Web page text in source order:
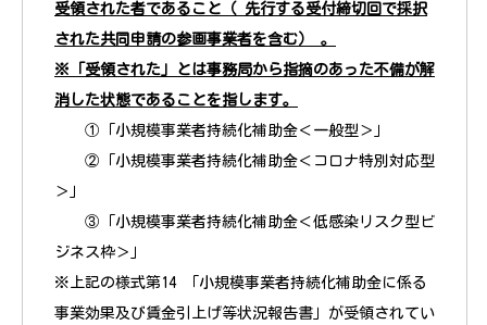
受領された者であること（ 先行する受付締切回で採択
された共同申請の参画事業者を含む） 。
※「受領された」とは事務局から指摘のあった不備が解
消した状態であることを指します。
①「小規模事業者持続化補助金＜一般型＞」
②「小規模事業者持続化補助金＜コロナ特別対応型
＞」
③「小規模事業者持続化補助金＜低感染リスク型ビ
ジネス枠＞」
※上記の様式第14 「小規模事業者持続化補助金に係る
事業効果及び賃金引上げ等状況報告書」が受領されてい